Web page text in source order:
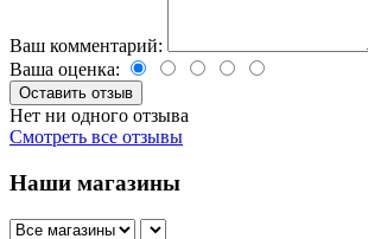
Ваш комментарий:
Ваша оценка:
Нет ни одного отзыва
Смотреть все отзывы
Наши магазины